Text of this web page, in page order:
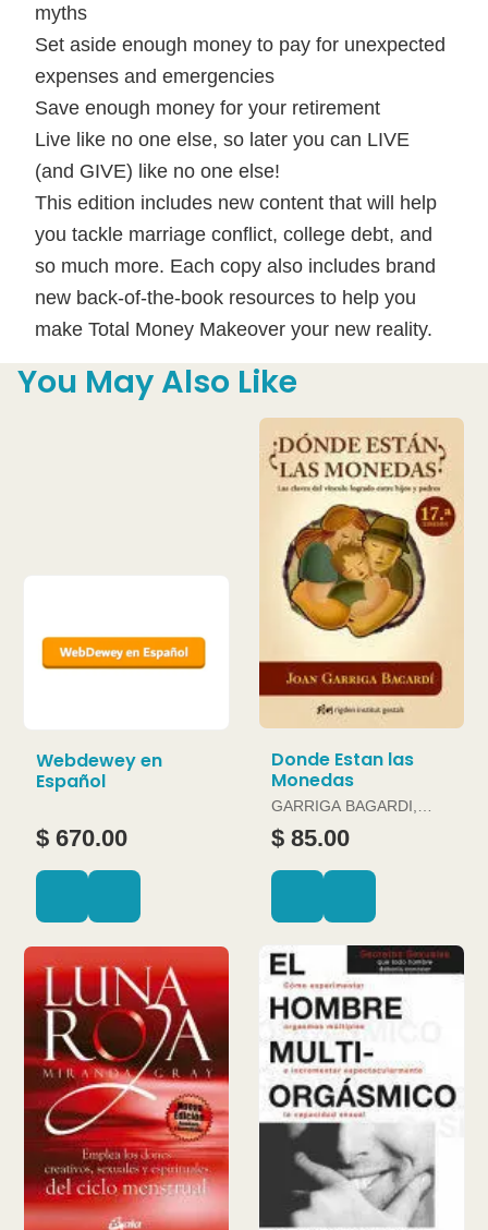
myths
Set aside enough money to pay for unexpected
expenses and emergencies
Save enough money for your retirement
Live like no one else, so later you can LIVE
(and GIVE) like no one else!
This edition includes new content that will help
you tackle marriage conflict, college debt, and
so much more. Each copy also includes brand
new back-of-the-book resources to help you
make Total Money Makeover your new reality.
You May Also Like
Webdewey en
Español
$ 670.00
Donde Estan las
Monedas
GARRIGA BAGARDI,
JOAN
$ 85.00